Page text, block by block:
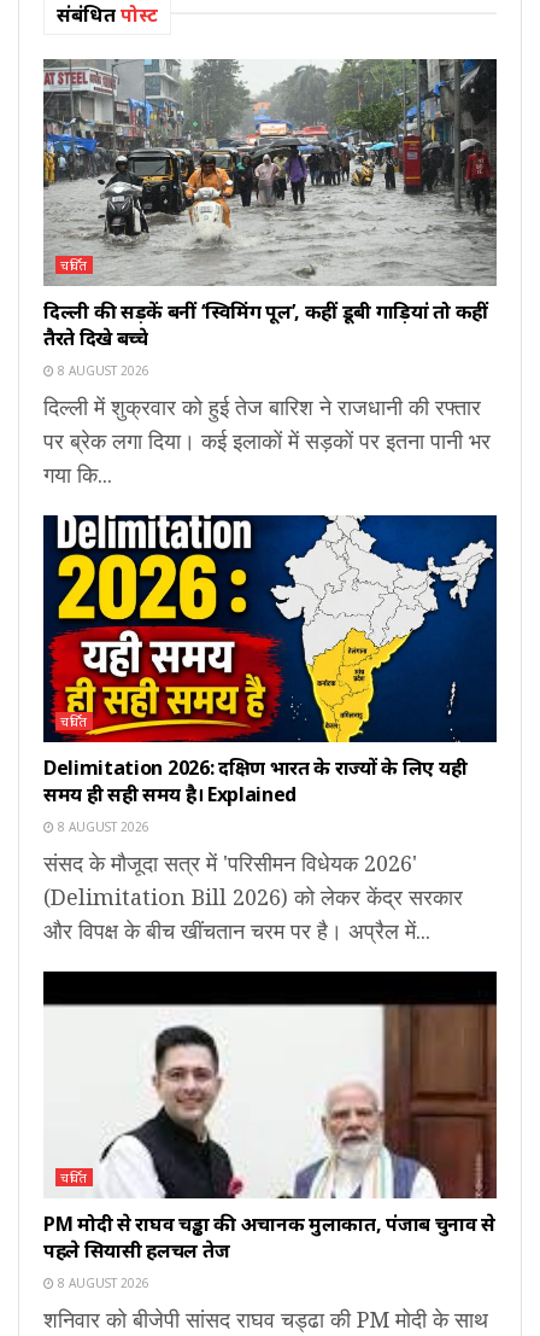
संबंधितपोस्ट
चर्चित
दिल्ली की सड़कें बनीं ‘स्विमिंग पूल’, कहीं डूबी गाड़ियां तो कहीं
तैरते दिखे बच्चे
8 AUGUST 2026
दिल्ली में शुक्रवार को हुई तेज बारिश ने राजधानी की रफ्तार
पर ब्रेक लगा दिया। कई इलाकों में सड़कों पर इतना पानी भर
गया कि...
चर्चित
Delimitation 2026: दक्षिण भारत के राज्यों के लिए यही
समय ही सही समय है। Explained
8 AUGUST 2026
संसद के मौजूदा सत्र में 'परिसीमन विधेयक 2026'
(Delimitation Bill 2026) को लेकर केंद्र सरकार
और विपक्ष के बीच खींचतान चरम पर है। अप्रैल में...
चर्चित
PM मोदी से राघव चड्ढा की अचानक मुलाकात, पंजाब चुनाव से
पहले सियासी हलचल तेज
8 AUGUST 2026
शनिवार को बीजेपी सांसद राघव चड्ढा की PM मोदी के साथ